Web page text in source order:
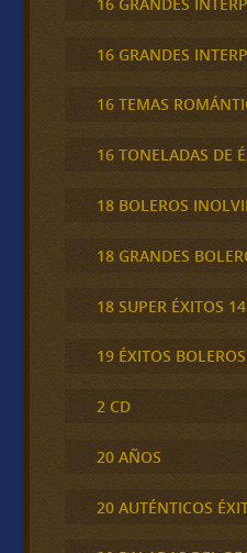
16 GRANDES
16 TEMAS
16 TONELADAS DE
18 BOLEROS
18 GRANDES
18 SUPER ÉXITOS
19 ÉXITOS
2 CD
20 AÑOS
20 AUTÉNTICOS